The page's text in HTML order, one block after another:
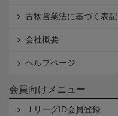
古物営業法に基づく表記
会社概要
ヘルプページ
会員向けメニュー
ＪリーグID会員登録